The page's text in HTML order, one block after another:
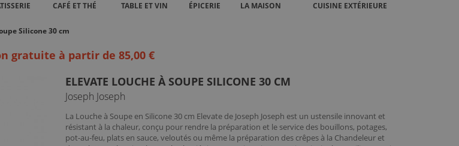
CAFÉ ET THÉ TABLE ET VIN ÉPICERIE LA MAISON CUISINE EXTÉRIEURE
Silicone 30 cm
gratuite à partir de 85,00 €
ELEVATE LOUCHE À SOUPE SILICONE 30 CM
Joseph Joseph
La Louche à Soupe en Silicone 30 cm Elevate de Joseph Joseph est un ustensile innovant et
résistant à la chaleur, conçu pour rendre la préparation et le service des bouillons, potages,
pot-au-feu, plats en sauce, veloutés ou même la préparation des crêpes à la Chandeleur et